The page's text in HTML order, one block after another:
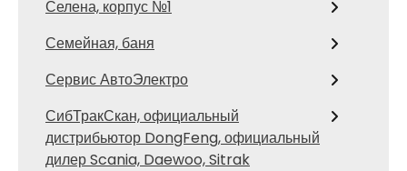
Селена, корпус №1
Семейная, баня
Сервис АвтоЭлектро
СибТракСкан, официальный
дистрибьютор DongFeng, официальный
дилер Scania, Daewoo, Sitrak